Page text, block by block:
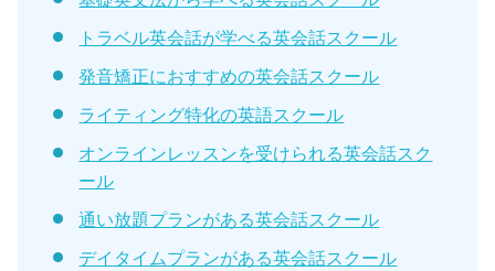
トラベル英会話が学べる英会話スクール
発音矯正におすすめの英会話スクール
ライティング特化の英語スクール
オンラインレッスンを受けられる英会話スク
ール
通い放題プランがある英会話スクール
デイタイムプランがある英会話スクール